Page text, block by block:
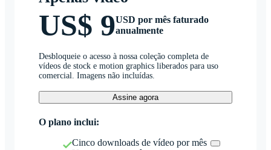
US$ 9USD por mês faturado
anualmente
Desbloqueie o acesso à nossa coleção completa de
vídeos de stock e motion graphics liberados para uso
comercial. Imagens não incluídas.
Assine agora
O plano inclui:
Cinco downloads de vídeo por mês